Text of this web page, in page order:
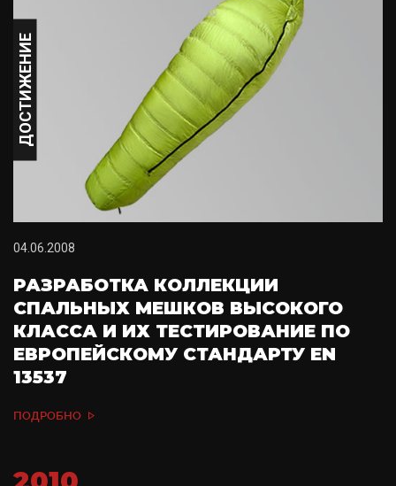
ДОСТИЖЕНИЕ
04.06.2008
РАЗРАБОТКА КОЛЛЕКЦИИ
СПАЛЬНЫХ МЕШКОВ ВЫСОКОГО
КЛАССА И ИХ ТЕСТИРОВАНИЕ ПО
ЕВРОПЕЙСКОМУ СТАНДАРТУ EN
13537
ПОДРОБНО